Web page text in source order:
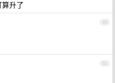
升了
49
50